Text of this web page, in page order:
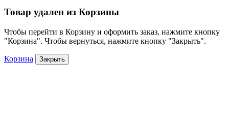
Товар удален из Корзины
Чтобы перейти в Корзину и оформить заказ, нажмите кнопку
"Корзина". Чтобы вернуться, нажмите кнопку "Закрыть".
Корзина Закрыть